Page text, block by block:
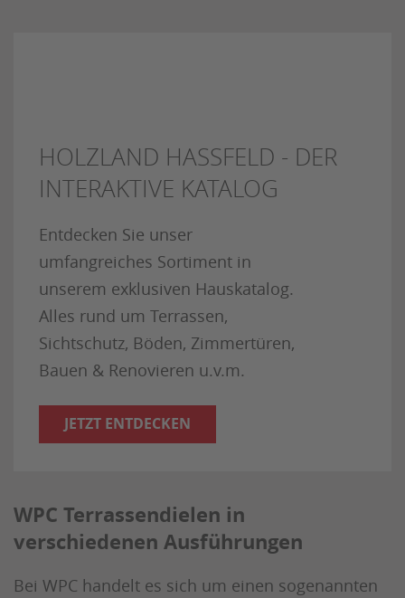
HOLZLAND HASSFELD - DER
INTERAKTIVE KATALOG
Entdecken Sie unser
umfangreiches Sortiment in
unserem exklusiven Hauskatalog.
Alles rund um Terrassen,
Sichtschutz, Böden, Zimmertüren,
Bauen & Renovieren u.v.m.
JETZT ENTDECKEN
WPC Terrassendielen in
verschiedenen Ausführungen
Bei WPC handelt es sich um einen sogenannten